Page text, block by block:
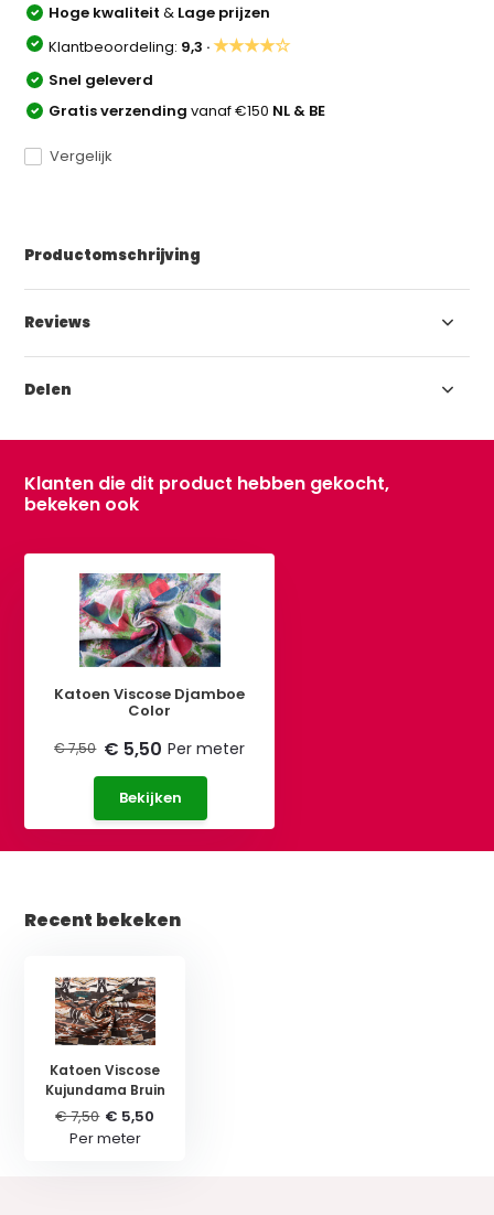
Hoge kwaliteit& Lage prijzen
Klantbeoordeling: 9,3 ·★★★★☆
Snel geleverd
Gratis verzendingvanaf €150 NL & BE
Vergelijk
Productomschrijving
Reviews
Delen
Klanten die dit product hebben gekocht,
bekeken ook
Katoen Viscose Djamboe
Color
€ 7,50 € 5,50 Per meter
Bekijken
Recent bekeken
Katoen Viscose
Kujundama Bruin
€ 7,50 € 5,50
Per meter